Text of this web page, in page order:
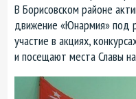
В Борисовском районе
движение «Юнармия» под
участие в акциях,
и посещают места Славы